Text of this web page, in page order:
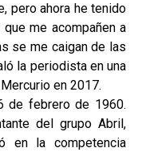
pero ahora he tenido
me acompañen a
se me caigan de las
la periodista en una
en 2017.
de febrero de 1960.
del grupo Abril,
en la competencia